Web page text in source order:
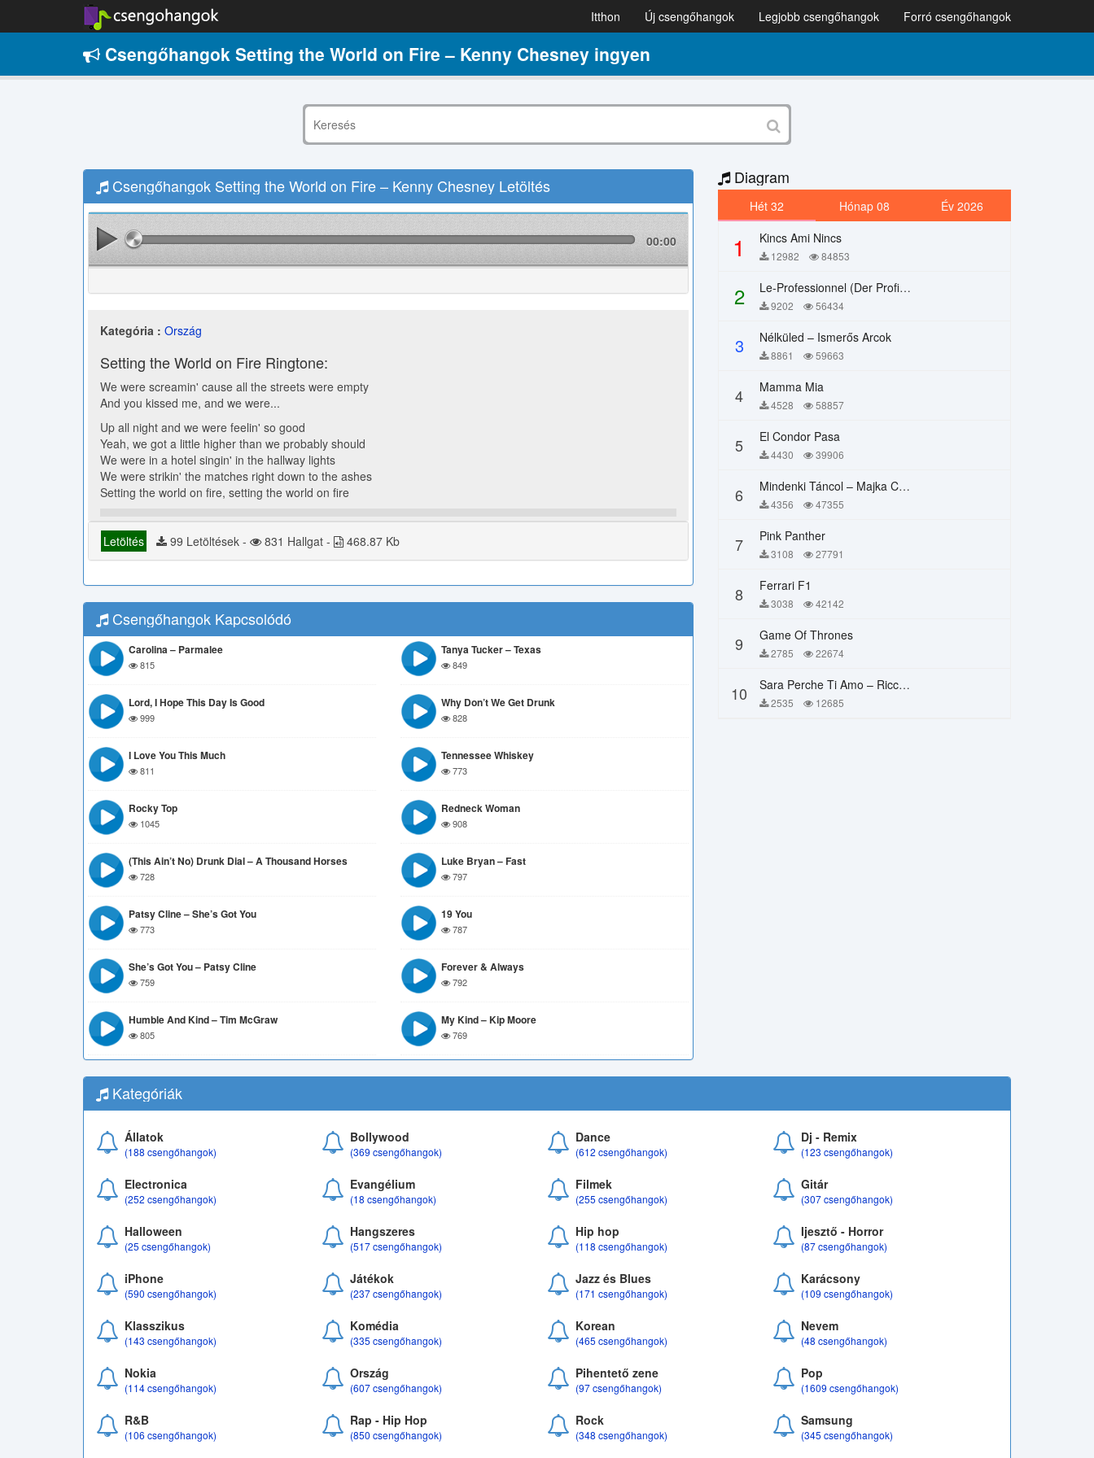
Itthon Új csengőhangok Legjobb csengőhangok Forró csengőhangok
Csengőhangok Setting the World on Fire – Kenny Chesney ingyen
Csengőhangok Setting the World on Fire – Kenny Chesney Letöltés
00:00
Kategória : Ország
Setting the World on Fire Ringtone:
We were screamin' cause all the streets were empty
And you kissed me, and we were...
Up all night and we were feelin' so good
Yeah, we got a little higher than we probably should
We were in a hotel singin' in the hallway lights
We were strikin' the matches right down to the ashes
Setting the world on fire, setting the world on fire
Letöltés 99 Letöltések - 831 Hallgat - 468.87 Kb
Csengőhangok Kapcsolódó
Carolina – Parmalee
815
Tanya Tucker – Texas
849
Lord, I Hope This Day Is Good
999
Why Don’t We Get Drunk
828
I Love You This Much
811
Tennessee Whiskey
773
Rocky Top
1045
Redneck Woman
908
(This Ain’t No) Drunk Dial – A Thousand Horses
728
Luke Bryan – Fast
797
Patsy Cline – She’s Got You
773
19 You
787
She’s Got You – Patsy Cline
759
Forever & Always
792
Humble And Kind – Tim McGraw
805
My Kind – Kip Moore
769
Diagram
Hét 32 Hónap 08 Év 2026
1 Kincs Ami Nincs
12982 84853
2 Le-Professionnel (Der Profi) – Chi Mai
9202 56434
3 Nélküled – Ismerős Arcok
8861 59663
4 Mamma Mia
4528 58857
5 El Condor Pasa
4430 39906
6 Mindenki Táncol – Majka Curtis, Péter Majoros
4356 47355
7 Pink Panther
3108 27791
8 Ferrari F1
3038 42142
9 Game Of Thrones
2785 22674
10 Sara Perche Ti Amo – Ricchi E Poveri
2535 12685
Kategóriák
Állatok
(188 csengőhangok)
Bollywood
(369 csengőhangok)
Dance
(612 csengőhangok)
Dj - Remix
(123 csengőhangok)
Electronica
(252 csengőhangok)
Evangélium
(18 csengőhangok)
Filmek
(255 csengőhangok)
Gitár
(307 csengőhangok)
Halloween
(25 csengőhangok)
Hangszeres
(517 csengőhangok)
Hip hop
(118 csengőhangok)
Ijesztő - Horror
(87 csengőhangok)
iPhone
(590 csengőhangok)
Játékok
(237 csengőhangok)
Jazz és Blues
(171 csengőhangok)
Karácsony
(109 csengőhangok)
Klasszikus
(143 csengőhangok)
Komédia
(335 csengőhangok)
Korean
(465 csengőhangok)
Nevem
(48 csengőhangok)
Nokia
(114 csengőhangok)
Ország
(607 csengőhangok)
Pihentető zene
(97 csengőhangok)
Pop
(1609 csengőhangok)
R&B
(106 csengőhangok)
Rap - Hip Hop
(850 csengőhangok)
Rock
(348 csengőhangok)
Samsung
(345 csengőhangok)